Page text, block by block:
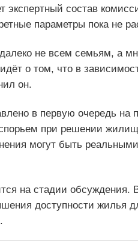
экспертный состав
параметры пока не
не всем семьям, а
о том, что в
он.
в первую очередь на
при решении
могут быть
на стадии обсуждения.
доступности